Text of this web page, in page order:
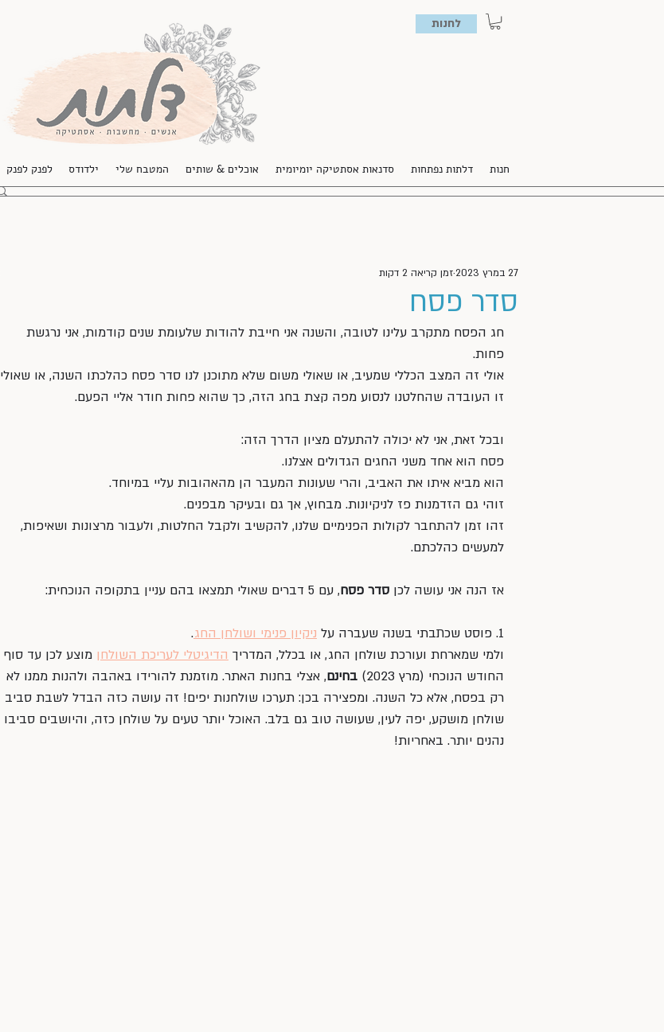
לחנות
חנות דלתות נפתחות סדנאות אסתטיקה יומיומית אוכלים & שותים המטבח שלי ילדודס לפנק לפנק
סדר פסח
27 במרץ 2023 זמן קריאה 2 דקות
חג הפסח מתקרב עלינו לטובה, והשנה אני חייבת להודות שלעומת שנים קודמות, אני נרגשת
פחות.
אולי זה המצב הכללי שמעיב, או שאולי משום שלא מתוכנן לנו סדר פסח כהלכתו השנה, או שאולי
זו העובדה שהחלטנו לנסוע מפה קצת בחג הזה, כך שהוא פחות חודר אליי הפעם.
ובכל זאת, אני לא יכולה להתעלם מציון הדרך הזה:
פסח הוא אחד משני החגים הגדולים אצלנו.
הוא מביא איתו את האביב, והרי שעונות המעבר הן מהאהובות עליי במיוחד.
זוהי גם הזדמנות פז לניקיונות. מבחוץ, אך גם ובעיקר מבפנים.
זהו זמן להתחבר לקולות הפנימיים שלנו, להקשיב ולקבל החלטות, ולעבור מרצונות ושאיפות,
למעשים כהלכתם.
אז הנה אני עושה לכן סדר פסח, עם 5 דברים שאולי תמצאו בהם עניין בתקופה הנוכחית:
1. פוסט שכתבתי בשנה שעברה על ניקיון פנימי ושולחן החג.
ולמי שמארחת ועורכת שולחן החג, או בכלל, המדריך הדיגיטלי לעריכת השולחן מוצע לכן עד סוף
החודש הנוכחי (מרץ 2023)
בחינם, אצלי בחנות האתר. מוזמנת להורידו באהבה ולהנות ממנו לא
רק בפסח, אלא כל השנה. ומפצירה בכן: תערכו שולחנות יפים! זה עושה כזה הבדל לשבת סביב
שולחן מושקע, יפה לעין, שעושה טוב גם בלב. האוכל יותר טעים על שולחן כזה, והיושבים סביבו
נהנים יותר. באחריות!